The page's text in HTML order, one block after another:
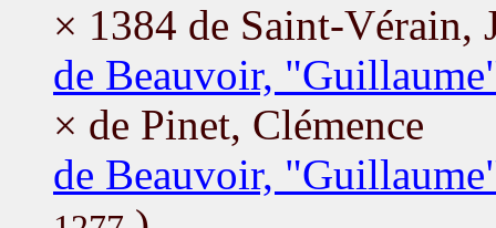
× 1384 de Saint-Vérain,
de Beauvoir,
× de Pinet, Clémence
de Beauvoir,